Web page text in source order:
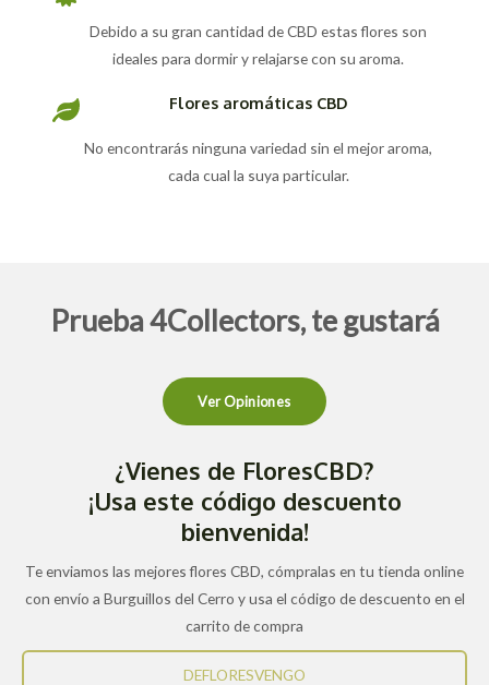
Debido a su gran cantidad de CBD estas flores son
ideales para dormir y relajarse con su aroma.
Flores aromáticas CBD
No encontrarás ninguna variedad sin el mejor aroma,
cada cual la suya particular.
Prueba 4Collectors, te gustará
Ver Opiniones
¿Vienes de FloresCBD?
¡Usa este código descuento
bienvenida!
Te enviamos las mejores flores CBD, cómpralas en tu tienda online
con envío a Burguillos del Cerro y usa el código de descuento en el
carrito de compra
DEFLORESVENGO